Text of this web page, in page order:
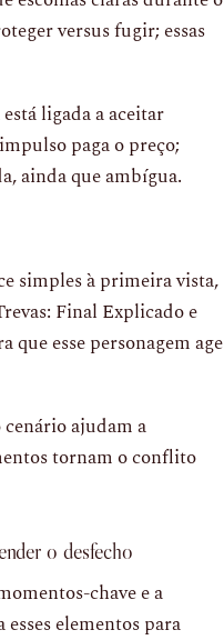
versus fugir; essas
ligada a aceitar
paga o preço;
ainda que ambígua.
simples à primeira vista,
Final Explicado e
que esse personagem age
ajudam a
tornam o conflito
o desfecho
chave e a
elementos para